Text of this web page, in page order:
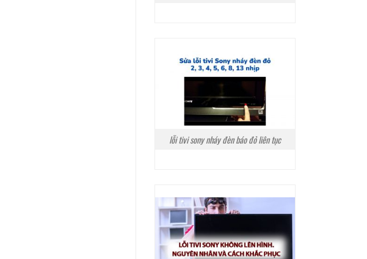
lỗi tivi sony nháy đèn báo đỏ liên tục